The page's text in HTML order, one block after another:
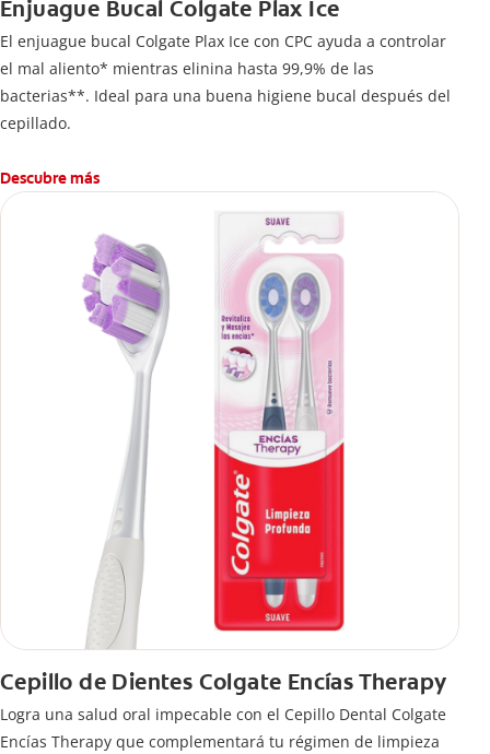
Enjuague Bucal Colgate Plax Ice
El enjuague bucal Colgate Plax Ice con CPC ayuda a controlar
el mal aliento* mientras elinina hasta 99,9% de las
bacterias**. Ideal para una buena higiene bucal después del
cepillado.
Descubre más
Cepillo de Dientes Colgate Encías Therapy
Logra una salud oral impecable con el Cepillo Dental Colgate
Encías Therapy que complementará tu régimen de limpieza